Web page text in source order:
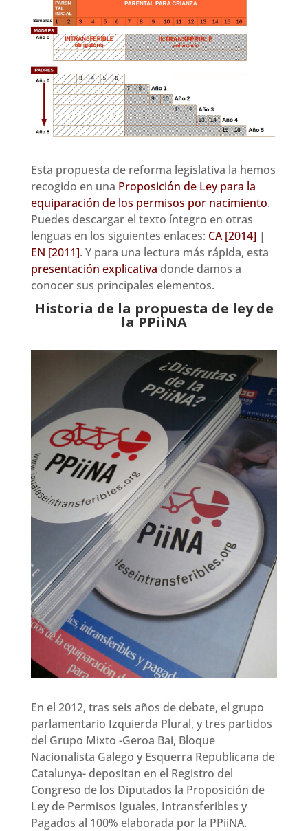
Esta propuesta de reforma legislativa la hemos
recogido en una Proposición de Ley para la
equiparación de los permisos por nacimiento.
Puedes descargar el texto íntegro en otras
lenguas en los siguientes enlaces: CA [2014] |
EN [2011]. Y para una lectura más rápida, esta
presentación explicativa donde damos a
conocer sus principales elementos.
Historia de la propuesta de ley de
la PPiiNA
En el 2012, tras seis años de debate, el grupo
parlamentario Izquierda Plural, y tres partidos
del Grupo Mixto -Geroa Bai, Bloque
Nacionalista Galego y Esquerra Republicana de
Catalunya- depositan en el Registro del
Congreso de los Diputados la Proposición de
Ley de Permisos Iguales, Intransferibles y
Pagados al 100% elaborada por la PPiiNA.